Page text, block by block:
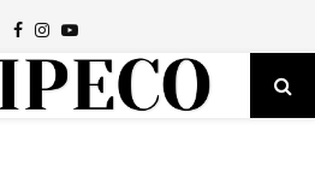
Facebook
Instagram
Youtube